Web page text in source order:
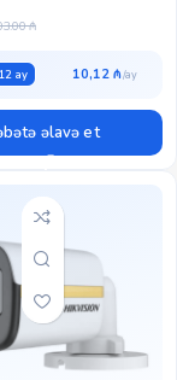
₼
12 ay 10,12 ₼
əlavə et